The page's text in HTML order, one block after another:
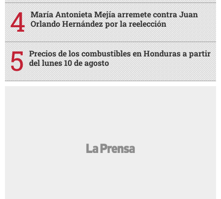
María Antonieta Mejía arremete contra Juan
Orlando Hernández por la reelección
Precios de los combustibles en Honduras a partir
del lunes 10 de agosto